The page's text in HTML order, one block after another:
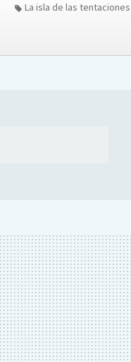
La isla de las tentaciones